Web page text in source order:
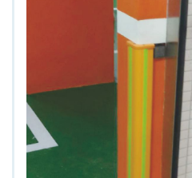
6.停車收費系統-地閘式實績
8.長距離讀卡機系列實績
9.車位在席導引系列實績